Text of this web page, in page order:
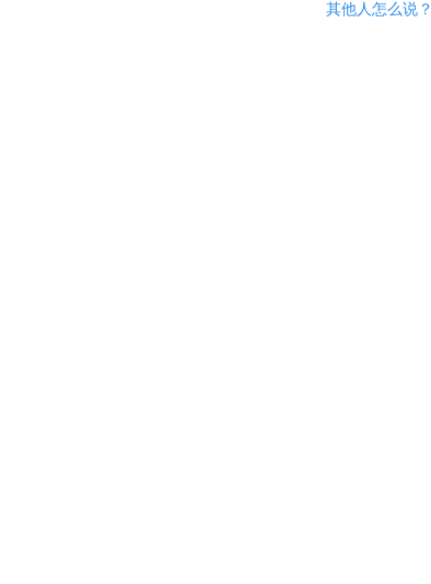
其他人怎么说？